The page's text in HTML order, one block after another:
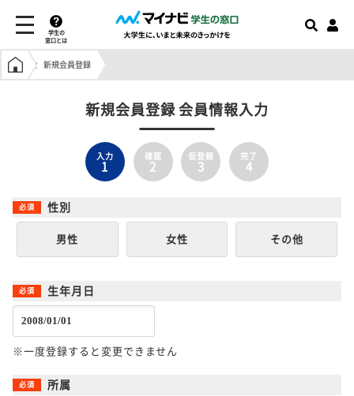
学生の
窓口とは
学生の窓口トップ
新規会員登録
新規会員登録 会員情報入力
入力
1
確認
2
仮登録
3
完了
4
性別
男性 女性 その他
生年月日
※一度登録すると変更できません
所属